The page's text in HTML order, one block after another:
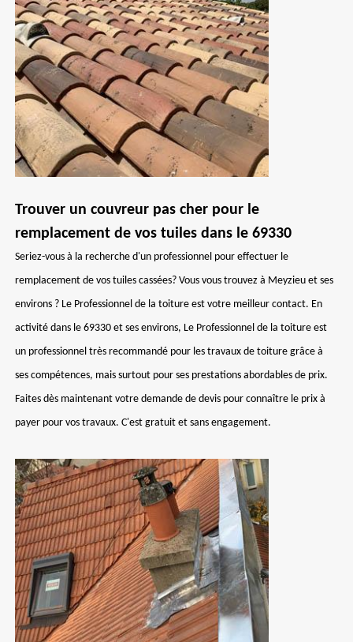
Trouver un couvreur pas cher pour le
remplacement de vos tuiles dans le 69330
Seriez-vous à la recherche d'un professionnel pour effectuer le
remplacement de vos tuiles cassées? Vous vous trouvez à Meyzieu et ses
environs ? Le Professionnel de la toiture est votre meilleur contact. En
activité dans le 69330 et ses environs, Le Professionnel de la toiture est
un professionnel très recommandé pour les travaux de toiture grâce à
ses compétences, mais surtout pour ses prestations abordables de prix.
Faites dès maintenant votre demande de devis pour connaître le prix à
payer pour vos travaux. C'est gratuit et sans engagement.